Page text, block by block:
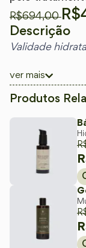
R$694,00 R$
Descrição
Validade
Cuidado
Para aqueles
sensível a
alívio merecido
mercado, cheia
multifuncional
maneira de
Se você já se
ver mais
Produtos